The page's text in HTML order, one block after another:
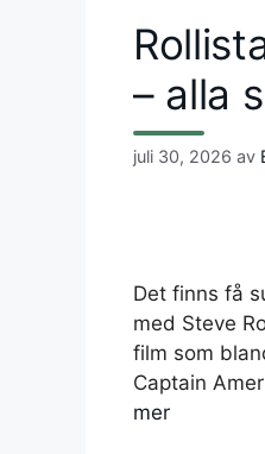
– alla
juli 30, 2026 av
Det finns få
med Steve
film som
Captain
mer